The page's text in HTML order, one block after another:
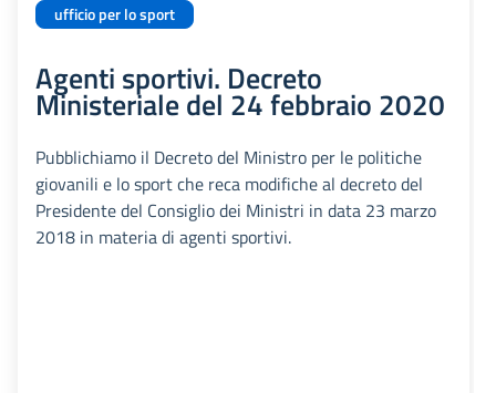
ufficio per lo sport
Agenti sportivi. Decreto
Ministeriale del 24 febbraio 2020
Pubblichiamo il Decreto del Ministro per le politiche
giovanili e lo sport che reca modifiche al decreto del
Presidente del Consiglio dei Ministri in data 23 marzo
2018 in materia di agenti sportivi.